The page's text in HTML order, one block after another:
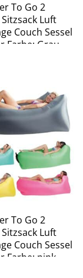
To Go 2
Luft
Couch Sessel
Farbe: Grau
To Go 2
Luft
Couch Sessel
Farbe: pink